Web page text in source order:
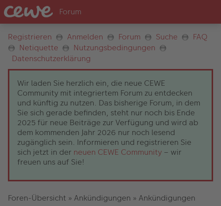
Registrieren Anmelden Forum Suche
FAQ
Netiquette
Nutzungsbedingungen
Datenschutzerklärung
Wir laden Sie herzlich ein, die neue CEWE
Community mit integriertem Forum zu entdecken
und künftig zu nutzen. Das bisherige Forum, in dem
Sie sich gerade befinden, steht nur noch bis Ende
2025 für neue Beiträge zur Verfügung und wird ab
dem kommenden Jahr 2026 nur noch lesend
zugänglich sein. Informieren und registrieren Sie
sich jetzt in der neuen CEWE Community – wir
freuen uns auf Sie!
Foren-Übersicht » Ankündigungen » Ankündigungen